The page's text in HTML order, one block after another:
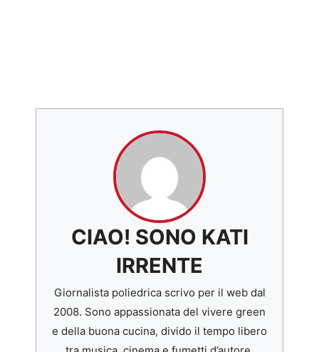
CIAO! SONO KATI
IRRENTE
Giornalista poliedrica scrivo per il web dal
2008. Sono appassionata del vivere green
e della buona cucina, divido il tempo libero